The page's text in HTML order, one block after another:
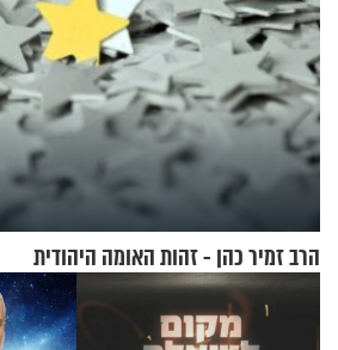
הרב זמיר כהן - זהות האומה היהודית